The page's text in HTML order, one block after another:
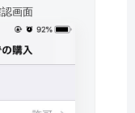
画面